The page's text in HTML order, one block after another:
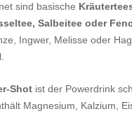
sind basische
Salbeitee oder
Ingwer, Melisse oder
Shotist der Powerdrink
Magnesium, Kalzium,